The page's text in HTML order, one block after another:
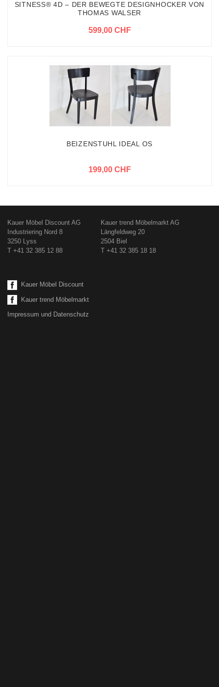
SITNESS® 4D – DER BEWEGTE DESIGNHOCKER VON
THOMAS WALSER
599,00 CHF
BEIZENSTUHL IDEAL OS
199,00 CHF
Kauer Möbel Discount AG
Industriering Nord 8
3250 Lyss
T +41 32 385 12 88
Kauer trend Möbelmarkt AG
Längfeldweg 20
2504 Biel
T +41 32 385 18 18
Kauer Möbel Discount
Kauer trend Möbelmarkt
Impressum und Datenschutz